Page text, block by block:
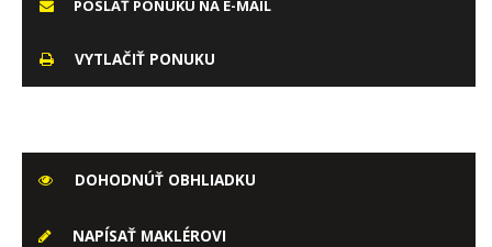
POSLAŤ PONUKU NA E-MAIL
VYTLAČIŤ PONUKU
DOHODNÚŤ OBHLIADKU
NAPÍSAŤ MAKLÉROVI